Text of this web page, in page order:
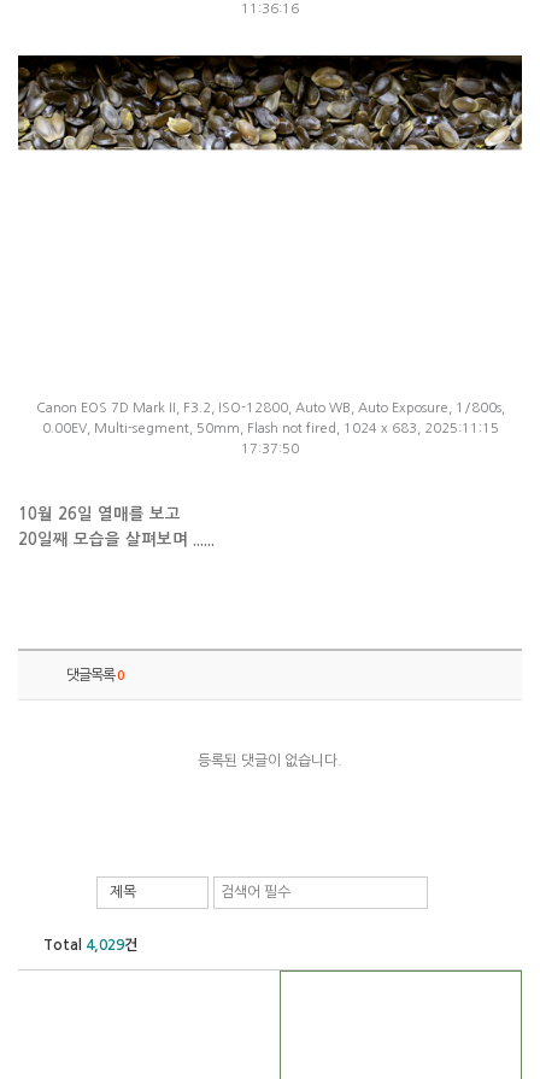
11:36:16
Canon EOS 7D Mark II, F3.2, ISO-12800, Auto WB, Auto Exposure, 1/800s,
0.00EV, Multi-segment, 50mm, Flash not fired, 1024 x 683, 2025:11:15
17:37:50
10월 26일 열매를 보고
20일째 모습을 살펴보며 ......
댓글목록0
등록된 댓글이 없습니다.
제목
Total 4,029건